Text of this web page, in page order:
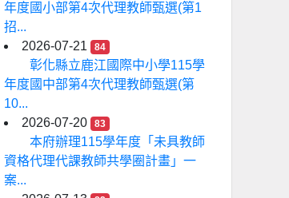
年度國小部第4次代理教師甄選(第1
招...
2026-07-21
84
彰化縣立鹿江國際中小學115學
年度國中部第4次代理教師甄選(第
10...
2026-07-20
83
本府辦理115學年度「未具教師
資格代理代課教師共學圈計畫」一
案...